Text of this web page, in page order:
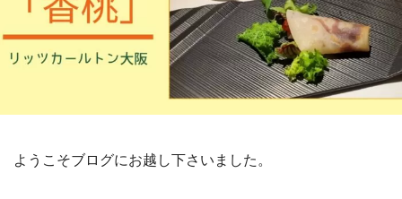
ようこそブログにお越し下さいました。